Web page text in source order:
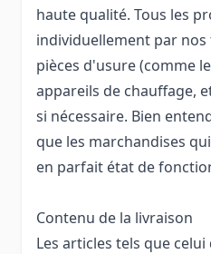
haute qualité. Tous les
individuellement par nos
pièces d'usure (comme
appareils de chauffage,
si nécessaire. Bien
que les marchandises
en parfait état de
Contenu de la livraison
Les articles tels que